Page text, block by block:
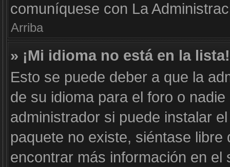
comuníquese con La
Arriba
» ¡Mi idioma no está en la lista!
Esto se puede deber a que la
de su idioma para el foro o
administrador si puede instalar
paquete no existe, siéntase
encontrar más información en el